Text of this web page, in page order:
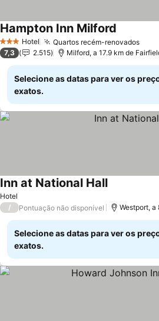
3 EstrelasHotel Quartos recém-renovados
Hampton Inn Milford
7,3 2.515 Milford, a 17.9 km de
Selecione as datas para ver os
exatos.
Hotel
Inn at National Hall
/ Pontuação não disponível Westport, a
Selecione as datas para ver os
exatos.